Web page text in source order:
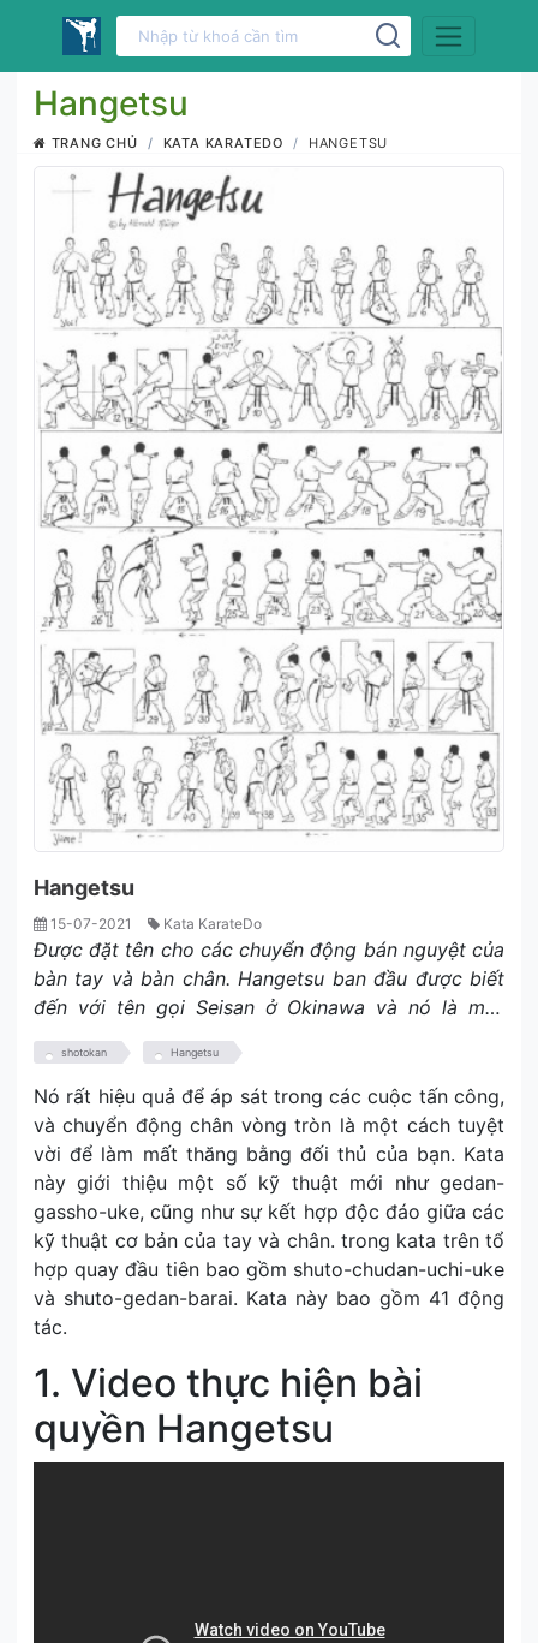
Hangetsu
TRANG CHỦ KATA KARATEDO HANGETSU
Hangetsu
15-07-2021 Kata KarateDo
Được đặt tên cho các chuyển động bán nguyệt của
bàn tay và bàn chân. Hangetsu ban đầu được biết
đến với tên gọi Seisan ở Okinawa và nó là một
trong những katas lâu đời nhất được biết là còn tồn
tại.
shotokan Hangetsu
Nó rất hiệu quả để áp sát trong các cuộc tấn công,
và chuyển động chân vòng tròn là một cách tuyệt
vời để làm mất thăng bằng đối thủ của bạn. Kata
này giới thiệu một số kỹ thuật mới như gedan-
gassho-uke, cũng như sự kết hợp độc đáo giữa các
kỹ thuật cơ bản của tay và chân. trong kata trên tổ
hợp quay đầu tiên bao gồm shuto-chudan-uchi-uke
và shuto-gedan-barai. Kata này bao gồm 41 động
tác.
1. Video thực hiện bài
quyền Hangetsu